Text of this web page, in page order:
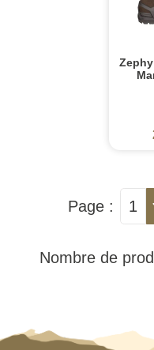
Page : 1
Nombre de